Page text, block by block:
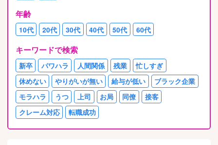
年齢
10代 20代 30代 40代 50代 60代
キーワードで検索
新卒 パワハラ 人間関係 残業
忙しすぎ
休めない
やりがいが無い 給与が低い
ブラック企業
モラハラ
うつ 上司 お局 同僚
接客
クレーム対応
転職成功